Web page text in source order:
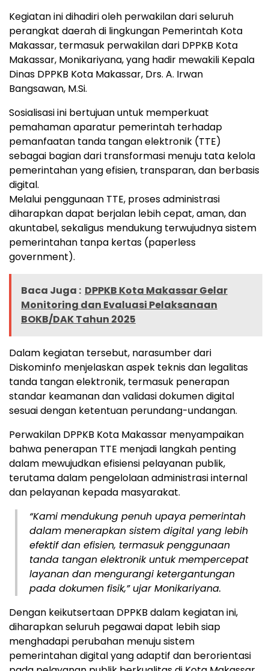
Kegiatan ini dihadiri oleh perwakilan dari seluruh
perangkat daerah di lingkungan Pemerintah Kota
Makassar, termasuk perwakilan dari DPPKB Kota
Makassar, Monikariyana, yang hadir mewakili Kepala
Dinas DPPKB Kota Makassar, Drs. A. Irwan
Bangsawan, M.Si.
Sosialisasi ini bertujuan untuk memperkuat
pemahaman aparatur pemerintah terhadap
pemanfaatan tanda tangan elektronik (TTE)
sebagai bagian dari transformasi menuju tata kelola
pemerintahan yang efisien, transparan, dan berbasis
digital.
Melalui penggunaan TTE, proses administrasi
diharapkan dapat berjalan lebih cepat, aman, dan
akuntabel, sekaligus mendukung terwujudnya sistem
pemerintahan tanpa kertas (paperless
government).
Baca Juga : DPPKB Kota Makassar Gelar
Monitoring dan Evaluasi Pelaksanaan
BOKB/DAK Tahun 2025
Dalam kegiatan tersebut, narasumber dari
Diskominfo menjelaskan aspek teknis dan legalitas
tanda tangan elektronik, termasuk penerapan
standar keamanan dan validasi dokumen digital
sesuai dengan ketentuan perundang-undangan.
Perwakilan DPPKB Kota Makassar menyampaikan
bahwa penerapan TTE menjadi langkah penting
dalam mewujudkan efisiensi pelayanan publik,
terutama dalam pengelolaan administrasi internal
dan pelayanan kepada masyarakat.
“Kami mendukung penuh upaya pemerintah
dalam menerapkan sistem digital yang lebih
efektif dan efisien, termasuk penggunaan
tanda tangan elektronik untuk mempercepat
layanan dan mengurangi ketergantungan
pada dokumen fisik,” ujar Monikariyana.
Dengan keikutsertaan DPPKB dalam kegiatan ini,
diharapkan seluruh pegawai dapat lebih siap
menghadapi perubahan menuju sistem
pemerintahan digital yang adaptif dan berorientasi